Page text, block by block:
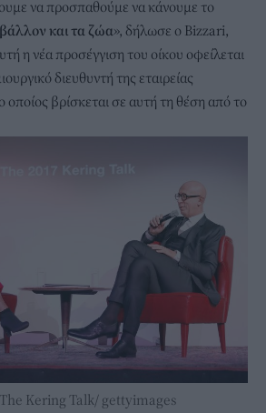
να προσπαθούμε να κάνουμε το
και τα ζώα», δήλωσε ο Bizzari,
η νέα προσέγγιση του οίκου οφείλεται
διευθυντή της εταιρείας
ο οποίος βρίσκεται σε αυτή τη θέση από το
Kering Talk/ gettyimages